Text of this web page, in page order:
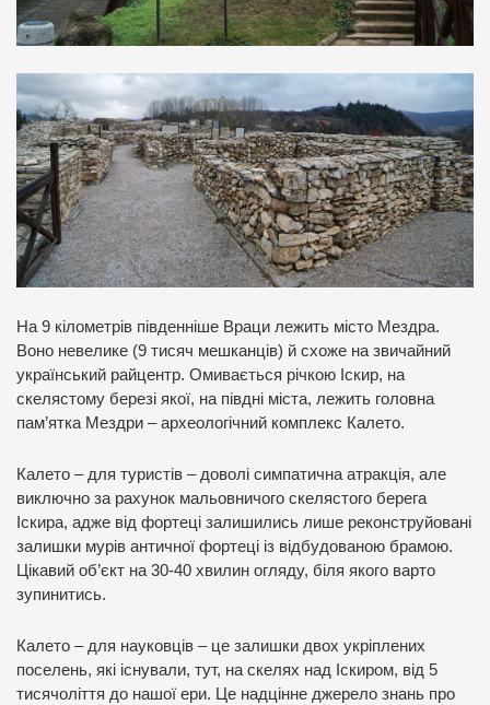
На 9 кілометрів південніше Враци лежить місто Мездра.
Воно невелике (9 тисяч мешканців) й схоже на звичайний
український райцентр. Омивається річкою Іскир, на
скелястому березі якої, на півдні міста, лежить головна
пам’ятка Мездри – археологічний комплекс Калето.
Калето – для туристів – доволі симпатична атракція, але
виключно за рахунок мальовничого скелястого берега
Іскира, адже від фортеці залишились лише реконструйовані
залишки мурів античної фортеці із відбудованою брамою.
Цікавий об’єкт на 30-40 хвилин огляду, біля якого варто
зупинитись.
Калето – для науковців – це залишки двох укріплених
поселень, які існували, тут, на скелях над Іскиром, від 5
тисячоліття до нашої ери. Це надцінне джерело знань про